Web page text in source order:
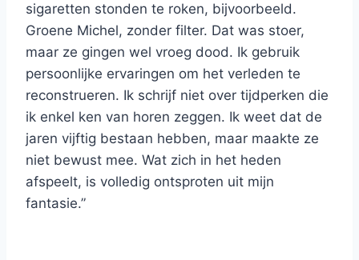
sigaretten stonden te roken, bijvoorbeeld.
Groene Michel, zonder filter. Dat was stoer,
maar ze gingen wel vroeg dood. Ik gebruik
persoonlijke ervaringen om het verleden te
reconstrueren. Ik schrijf niet over tijdperken die
ik enkel ken van horen zeggen. Ik weet dat de
jaren vijftig bestaan hebben, maar maakte ze
niet bewust mee. Wat zich in het heden
afspeelt, is volledig ontsproten uit mijn
fantasie.”